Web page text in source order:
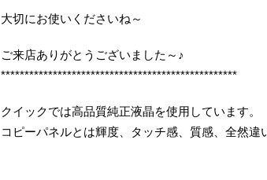
大切にお使いくださいね～
ご来店ありがとうございました～♪
**************************************************
クイックでは高品質純正液晶を使用しています。
コピーパネルとは輝度、タッチ感、質感、全然違